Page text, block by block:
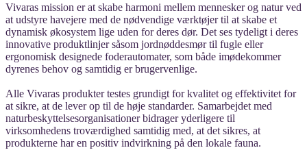
Vivaras mission er at skabe harmoni mellem mennesker og natur ved
at udstyre havejere med de nødvendige værktøjer til at skabe et
dynamisk økosystem lige uden for deres dør. Det ses tydeligt i deres
innovative produktlinjer såsom jordnøddesmør til fugle eller
ergonomisk designede foderautomater, som både imødekommer
dyrenes behov og samtidig er brugervenlige.
Alle Vivaras produkter testes grundigt for kvalitet og effektivitet for
at sikre, at de lever op til de høje standarder. Samarbejdet med
naturbeskyttelsesorganisationer bidrager yderligere til
virksomhedens troværdighed samtidig med, at det sikres, at
produkterne har en positiv indvirkning på den lokale fauna.